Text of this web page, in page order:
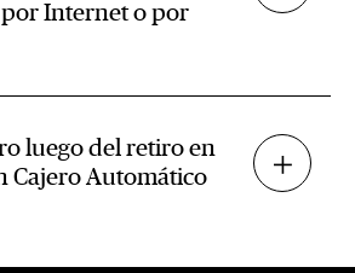
Internet o por
luego del retiro en
Cajero Automático